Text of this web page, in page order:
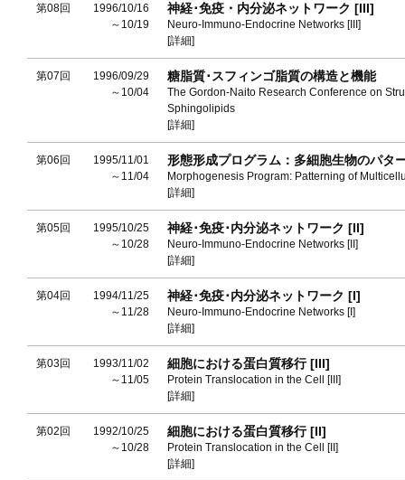
第08回
1996/10/16
～10/19
神経･免疫・内分泌ネットワーク [III]
Neuro-Immuno-Endocrine Networks [III]
[詳細]
第07回
1996/09/29
～10/04
糖脂質･スフィンゴ脂質の構造と機能
The Gordon-Naito Research Conference on
Sphingolipids
[詳細]
第06回
1995/11/01
～11/04
形態形成プログラム：多細胞生物のパタ
Morphogenesis Program: Patterning of
[詳細]
第05回
1995/10/25
～10/28
神経･免疫･内分泌ネットワーク [II]
Neuro-Immuno-Endocrine Networks [II]
[詳細]
第04回
1994/11/25
～11/28
神経･免疫･内分泌ネットワーク [I]
Neuro-Immuno-Endocrine Networks [I]
[詳細]
第03回
1993/11/02
～11/05
細胞における蛋白質移行 [III]
Protein Translocation in the Cell [III]
[詳細]
第02回
1992/10/25
～10/28
細胞における蛋白質移行 [II]
Protein Translocation in the Cell [II]
[詳細]